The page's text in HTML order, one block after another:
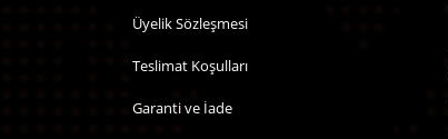
Üyelik Sözleşmesi
Teslimat Koşulları
Garanti ve İade